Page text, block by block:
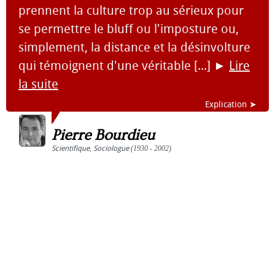
prennent la culture trop au sérieux pour
se permettre le bluff ou l'imposture ou,
simplement, la distance et la désinvolture
qui témoignent d'une véritable [...] ► Lire
la suite
Explication ➤
Pierre Bourdieu
Scientifique, Sociologue(1930 - 2002)